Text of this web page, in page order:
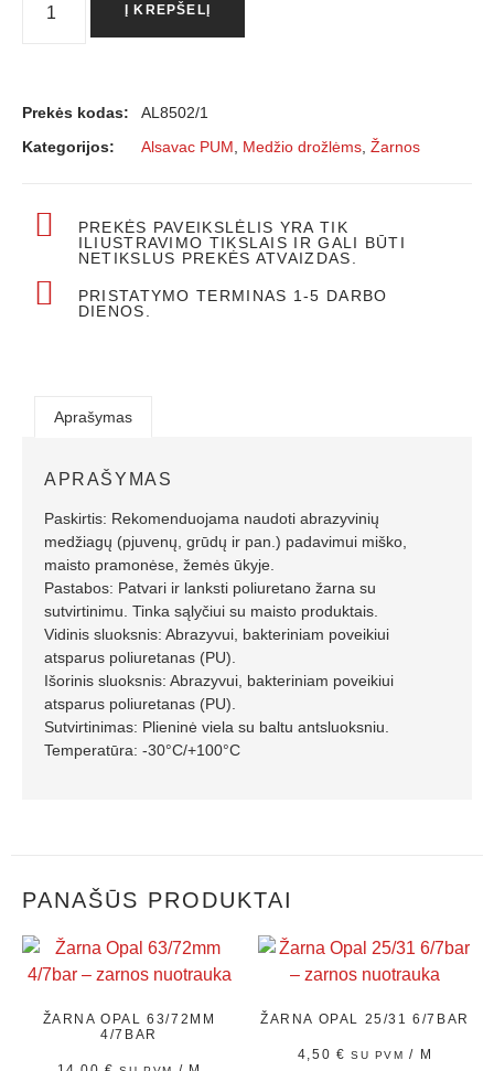
Į KREPŠELĮ
Prekės kodas:
AL8502/1
Kategorijos:
Alsavac PUM Medžio drožlėms Žarnos
PREKĖS PAVEIKSLĖLIS YRA TIK
ILIUSTRAVIMO TIKSLAIS IR GALI BŪTI
NETIKSLUS PREKĖS ATVAIZDAS.
PRISTATYMO TERMINAS 1-5 DARBO
DIENOS.
Aprašymas
APRAŠYMAS
Paskirtis: Rekomenduojama naudoti abrazyvinių
medžiagų (pjuvenų, grūdų ir pan.) padavimui miško,
maisto pramonėse, žemės ūkyje.
Pastabos: Patvari ir lanksti poliuretano žarna su
sutvirtinimu. Tinka sąlyčiui su maisto produktais.
Vidinis sluoksnis: Abrazyvui, bakteriniam poveikiui
atsparus poliuretanas (PU).
Išorinis sluoksnis: Abrazyvui, bakteriniam poveikiui
atsparus poliuretanas (PU).
Sutvirtinimas: Plieninė viela su baltu antsluoksniu.
Temperatūra: -30°C/+100°C
PANAŠŪS PRODUKTAI
ŽARNA OPAL 63/72MM
4/7BAR
ŽARNA OPAL 25/31 6/7BAR
4,50 € SU PVM / M